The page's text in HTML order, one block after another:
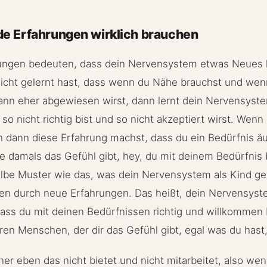
Erfahrungen wirklich brauchen
bedeuten, dass dein Nervensystem etwas Neues
gelernt hast, dass wenn du Nähe brauchst und
eher abgewiesen wirst, dann lernt dein
nicht richtig bist und so nicht akzeptiert wirst. Wenn
dann diese Erfahrung machst, dass du ein Bedürfnis
damals das Gefühl gibt, hey, du mit deinem Bedürfnis
Muster wie das, was dein Nervensystem als Kind
durch neue Erfahrungen. Das heißt, dein
du mit deinen Bedürfnissen richtig und willkommen
Menschen, der dir das Gefühl gibt, egal was du
eben das nicht bietet und nicht mitarbeitet, also